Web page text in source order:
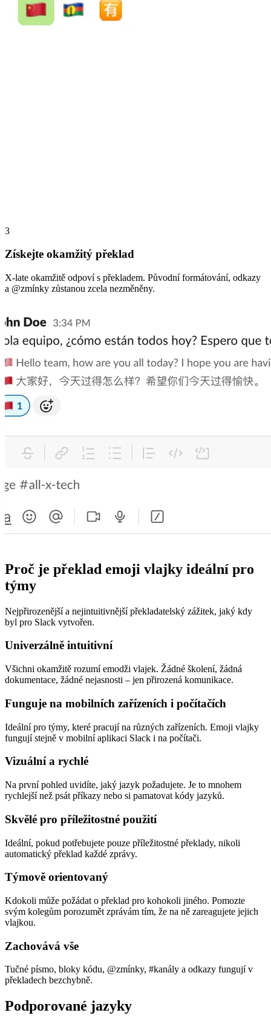
3
Získejte okamžitý překlad
X-late okamžitě odpoví s překladem. Původní formátování, odkazy
a @zmínky zůstanou zcela nezměněny.
Proč je překlad emoji vlajky ideální pro
týmy
Nejpřirozenější a nejintuitivnější překladatelský zážitek, jaký kdy
byl pro Slack vytvořen.
Univerzálně intuitivní
Všichni okamžitě rozumí emodži vlajek. Žádné školení, žádná
dokumentace, žádné nejasnosti – jen přirozená komunikace.
Funguje na mobilních zařízeních i počítačích
Ideální pro týmy, které pracují na různých zařízeních. Emoji vlajky
fungují stejně v mobilní aplikaci Slack i na počítači.
Vizuální a rychlé
Na první pohled uvidíte, jaký jazyk požadujete. Je to mnohem
rychlejší než psát příkazy nebo si pamatovat kódy jazyků.
Skvělé pro příležitostné použití
Ideální, pokud potřebujete pouze příležitostné překlady, nikoli
automatický překlad každé zprávy.
Týmově orientovaný
Kdokoli může požádat o překlad pro kohokoli jiného. Pomozte
svým kolegům porozumět zprávám tím, že na ně zareagujete jejich
vlajkou.
Zachovává vše
Tučné písmo, bloky kódu, @zmínky, #kanály a odkazy fungují v
překladech bezchybně.
Podporované jazyky